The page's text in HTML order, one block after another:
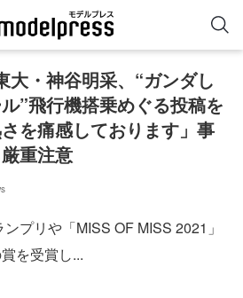
大・神谷明采、“ガンダし
”飛行機搭乗めぐる投稿を
を痛感しております」事
重注意
プリや「MISS OF MISS 2021」
を受賞し...